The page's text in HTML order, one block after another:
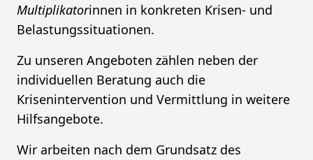
Multiplikatorinnen in konkreten Krisen- und
Belastungssituationen.
Zu unseren Angeboten zählen neben der
individuellen Beratung auch die
Krisenintervention und Vermittlung in weitere
Hilfsangebote.
Wir arbeiten nach dem Grundsatz des